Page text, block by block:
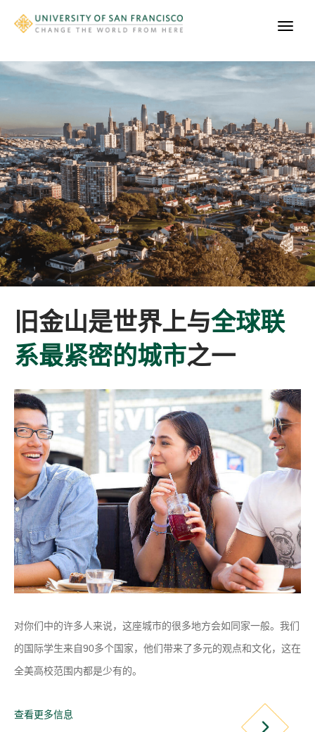
旧金山是世界上与全球联
系最紧密的城市(
o
p
e
n
s
i
n
a
n
e
之一
对你们中的许多人来说，这座城市的很多地方会如同家一般。我们
的国际学生来自90多个国家，他们带来了多元的观点和文化，这在
全美高校范围内都是少有的。
查看更多信息